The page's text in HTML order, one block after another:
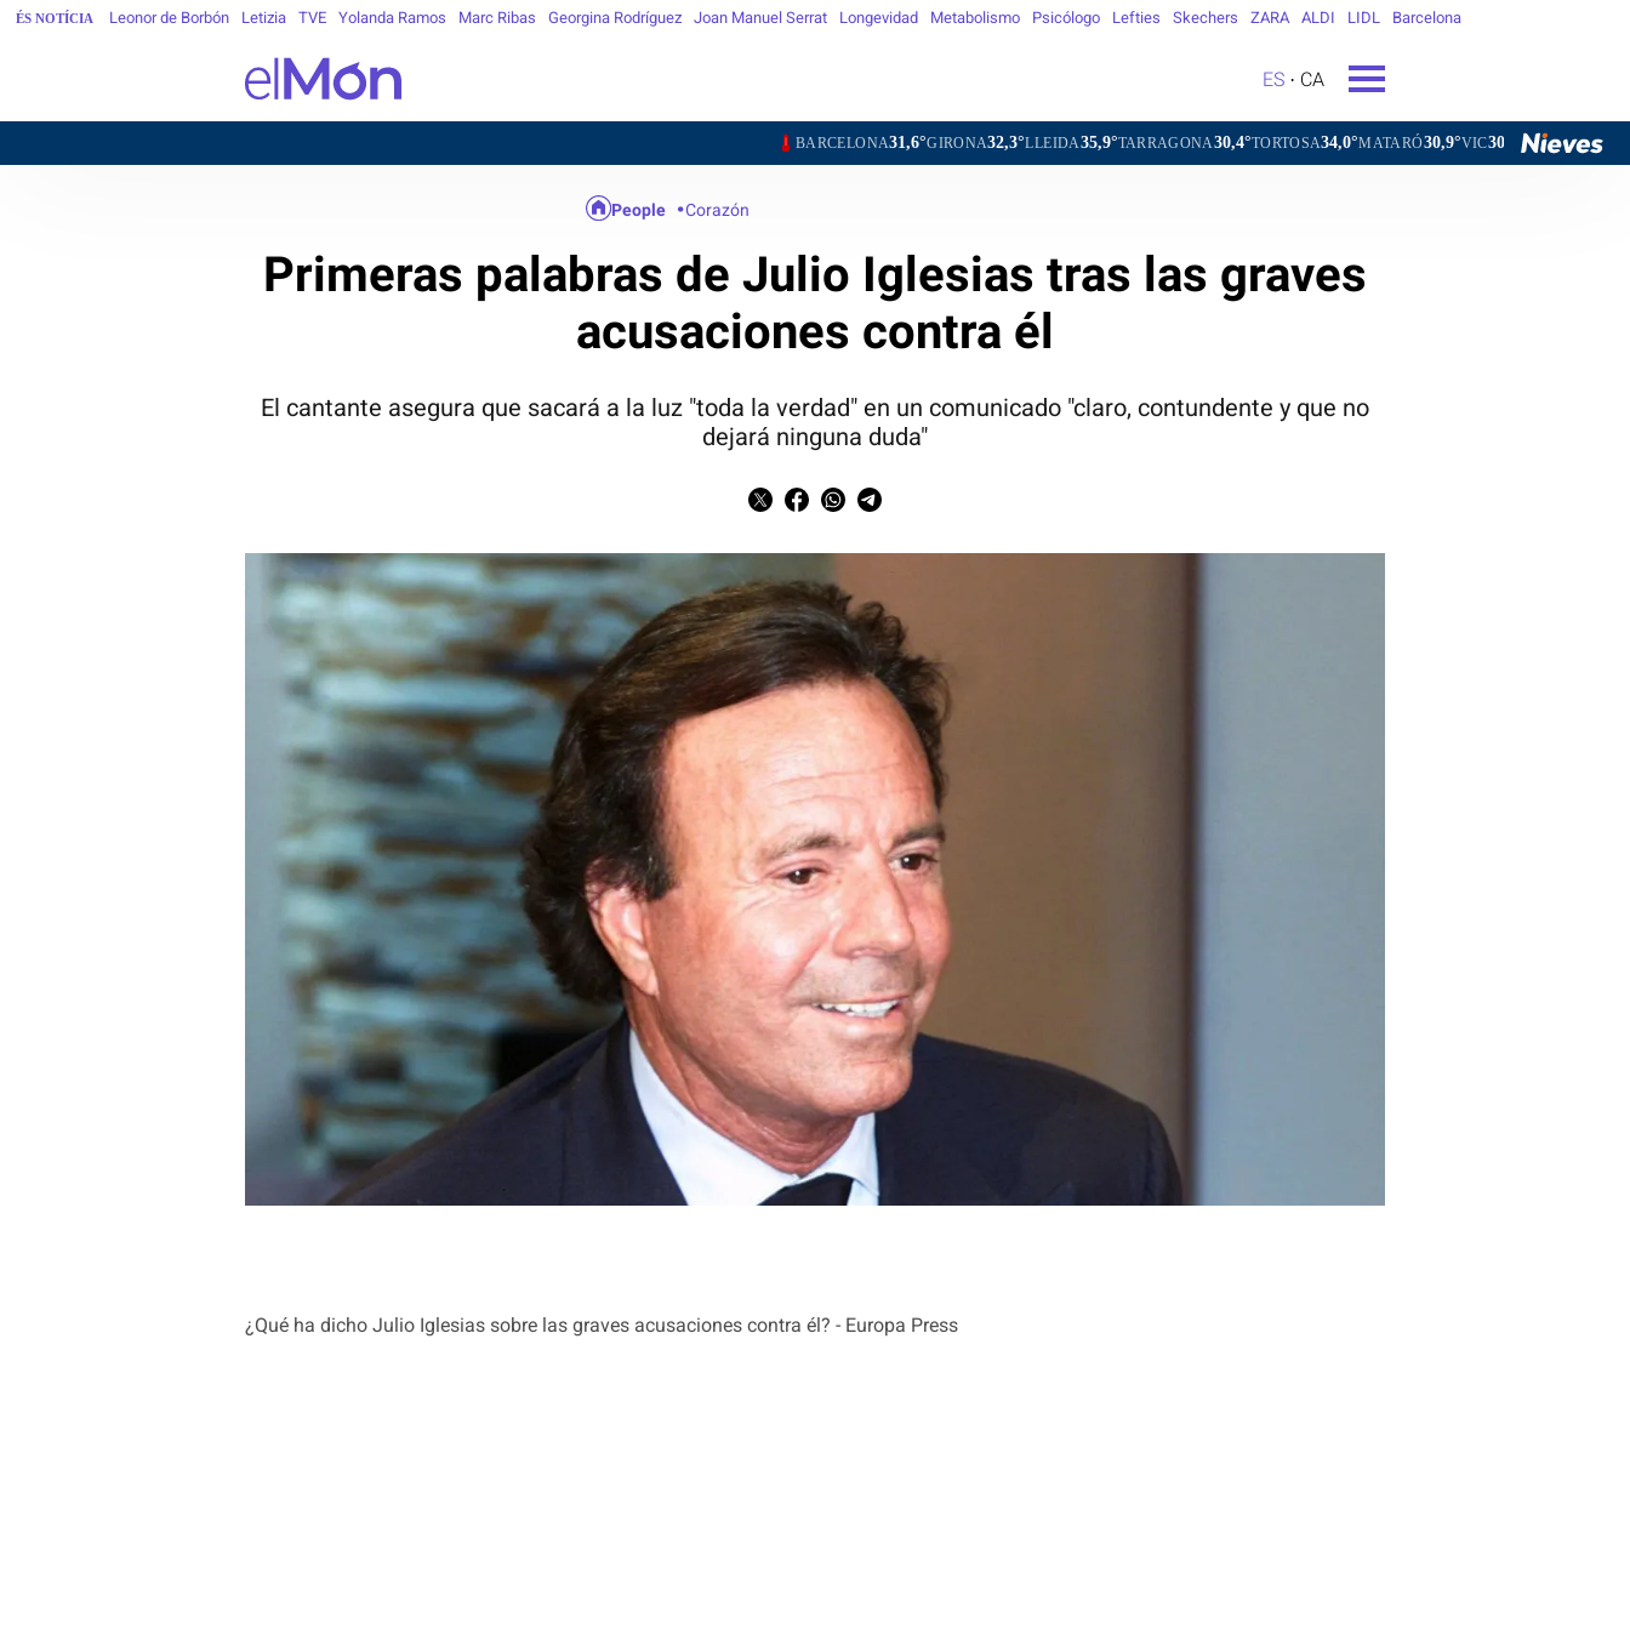
ÉS NOTÍCIA Leonor de Borbón Letizia TVE Yolanda Ramos Marc Ribas Georgina Rodríguez Joan Manuel Serrat Longevidad Metabolismo Psicólogo Lefties Skechers ZARA ALDI LIDL Barcelona
ES CA
31,6°GIRONA32,3°LLEIDA35,9°TARRAGONA30,4°TORTOSA34,0°MATARÓ30,9°VIC30,3°VILAFRANCA DEL PENEDÈS
¿Qué ha dicho Julio Iglesias sobre las graves acusaciones contra él? - Europa Press
People Corazón
Primeras palabras de Julio Iglesias tras las graves
acusaciones contra él
El cantante asegura que sacará a la luz "toda la verdad" en un comunicado "claro, contundente y que no
dejará ninguna duda"